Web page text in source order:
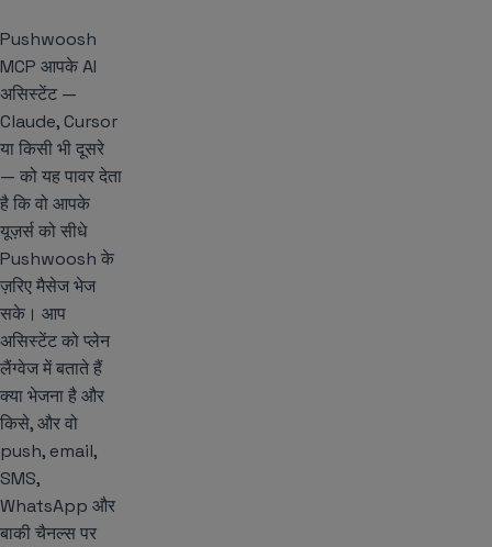
Pushwoosh
MCP आपके AI
असिस्टेंट —
Claude, Cursor
या किसी भी दूसरे
— को यह पावर देता
है कि वो आपके
यूज़र्स को सीधे
Pushwoosh के
ज़रिए मैसेज भेज
सके। आप
असिस्टेंट को प्लेन
लैंग्वेज में बताते हैं
क्या भेजना है और
किसे, और वो
push, email,
SMS,
WhatsApp और
बाकी चैनल्स पर